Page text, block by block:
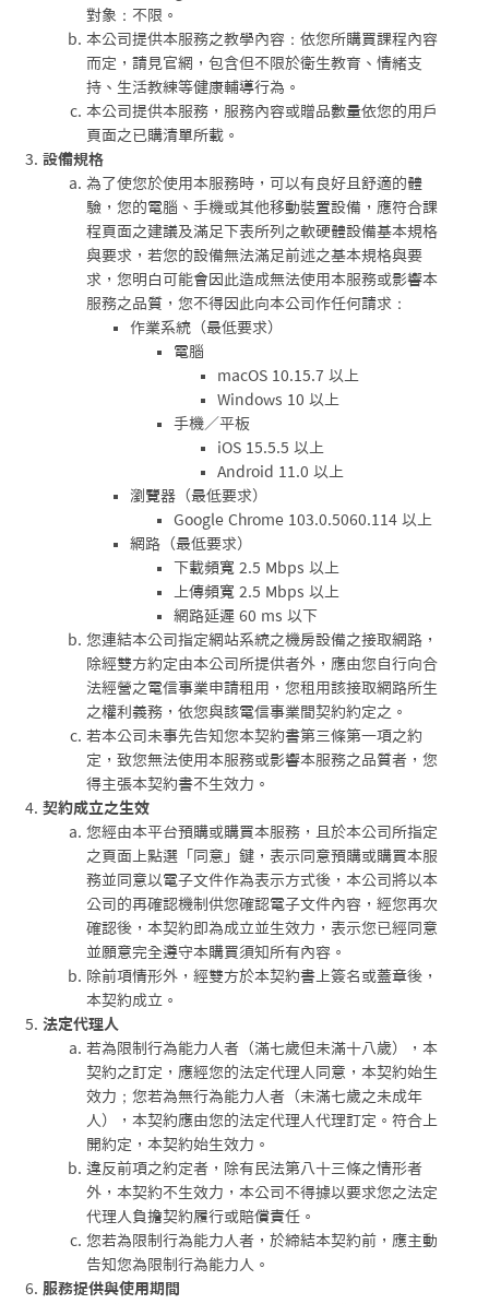
對象：不限。
本公司提供本服務之教學內容：依您所購買課程內容
而定，請見官網，包含但不限於衛生教育、情緒支
持、生活教練等健康輔導行為。
本公司提供本服務，服務內容或贈品數量依您的用戶
頁面之已購清單所載。
設備規格
為了使您於使用本服務時，可以有良好且舒適的體
驗，您的電腦、手機或其他移動裝置設備，應符合課
程頁面之建議及滿足下表所列之軟硬體設備基本規格
與要求，若您的設備無法滿足前述之基本規格與要
求，您明白可能會因此造成無法使用本服務或影響本
服務之品質，您不得因此向本公司作任何請求：
作業系統（最低要求）
電腦
macOS 10.15.7 以上
Windows 10 以上
手機／平板
iOS 15.5.5 以上
Android 11.0 以上
瀏覽器（最低要求）
Google Chrome 103.0.5060.114 以上
網路（最低要求）
下載頻寬 2.5 Mbps 以上
上傳頻寬 2.5 Mbps 以上
網路延遲 60 ms 以下
您連結本公司指定網站系統之機房設備之接取網路，
除經雙方約定由本公司所提供者外，應由您自行向合
法經營之電信事業申請租用，您租用該接取網路所生
之權利義務，依您與該電信事業間契約約定之。
若本公司未事先告知您本契約書第三條第一項之約
定，致您無法使用本服務或影響本服務之品質者，您
得主張本契約書不生效力。
契約成立之生效
您經由本平台預購或購買本服務，且於本公司所指定
之頁面上點選「同意」鍵，表示同意預購或購買本服
務並同意以電子文件作為表示方式後，本公司將以本
公司的再確認機制供您確認電子文件內容，經您再次
確認後，本契約即為成立並生效力，表示您已經同意
並願意完全遵守本購買須知所有內容。
除前項情形外，經雙方於本契約書上簽名或蓋章後，
本契約成立。
法定代理人
若為限制行為能力人者（滿七歲但未滿十八歲），本
契約之訂定，應經您的法定代理人同意，本契約始生
效力；您若為無行為能力人者（未滿七歲之未成年
人），本契約應由您的法定代理人代理訂定。符合上
開約定，本契約始生效力。
違反前項之約定者，除有民法第八十三條之情形者
外，本契約不生效力，本公司不得據以要求您之法定
代理人負擔契約履行或賠償責任。
您若為限制行為能力人者，於締結本契約前，應主動
告知您為限制行為能力人。
服務提供與使用期間